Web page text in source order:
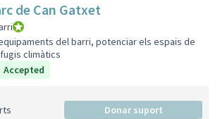
de Can Gatxet
Consell de Barri
del barri, potenciar els espais de
climàtics
Accepted
Donar suport